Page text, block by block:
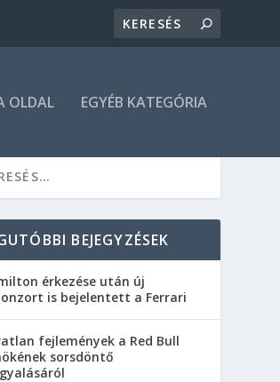
OLDAL EGYÉB KATEGÓRIA
BEJEGYZÉSEK
érkezése után új
is bejelentett a Ferrari
fejlemények a Red Bull
sorsdöntő